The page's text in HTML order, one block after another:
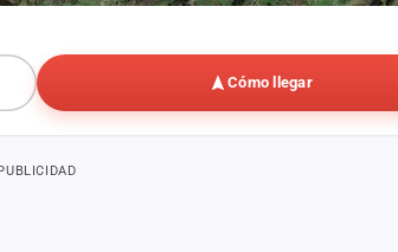
Cómo llegar